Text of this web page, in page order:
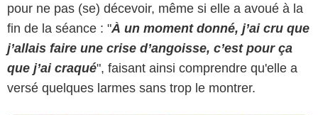
pour ne pas (se) décevoir, même si elle a avoué à la
fin de la séance : "À un moment donné, j’ai cru que
j’allais faire une crise d’angoisse, c’est pour ça
que j’ai craqué", faisant ainsi comprendre qu'elle a
versé quelques larmes sans trop le montrer.